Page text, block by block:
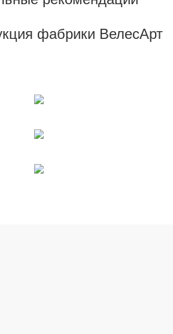
фабрики ВелесАрт